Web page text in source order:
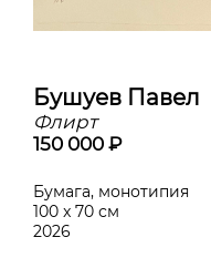
Бушуев Павел
Флирт
150 000 ₽
Бумага, монотипия
100 x 70 см
2026